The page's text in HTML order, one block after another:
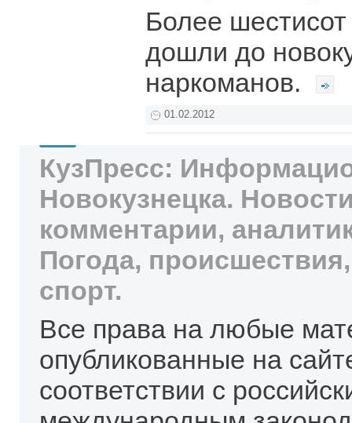
Более
дошли до
наркоманов.
01.02.2012
КузПресс:
Новокузнецка.
комментарии,
Погода,
спорт.
Все права на любые
опубликованные на
соответствии с